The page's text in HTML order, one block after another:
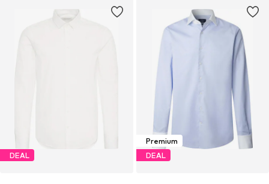
DEAL
Premium
DEAL